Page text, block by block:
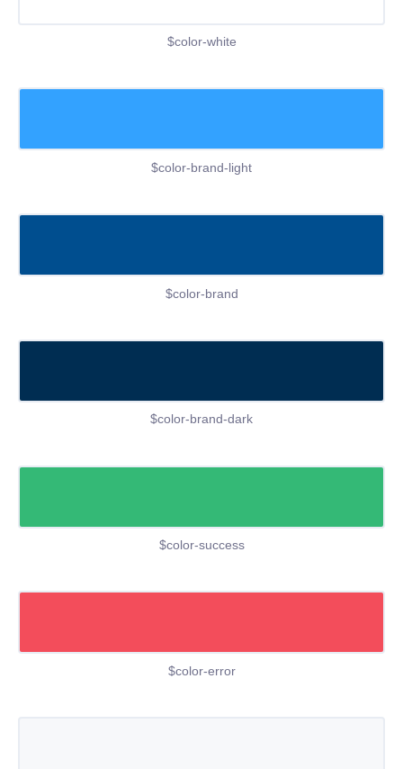
$color-white
$color-brand-light
$color-brand
$color-brand-dark
$color-success
$color-error